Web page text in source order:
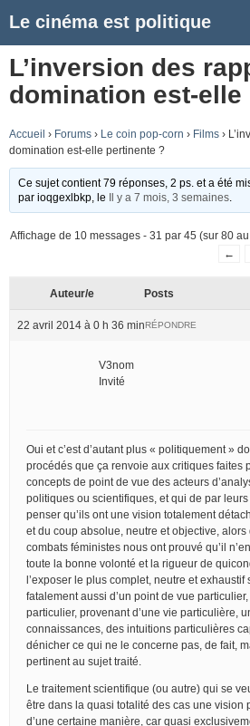
Le cinéma est politique
L’inversion des
domination est-elle
Accueil › Forums › Le coin pop-corn › Films ›
domination est-elle pertinente ?
Ce sujet contient 79 réponses, 2 ps. et a été
parioqgexlbkp , le Il y a 7 mois, 3 semaines
Affichage de 10 messages - 31 par 45 (sur 80
←
Auteur/e Posts
22 avril 2014 à 0 h 36 minRÉPONDRE
V3nom
Invité
Oui et c’est d’autant plus « politiquement »
procédés que ça renvoie aux critiques faites
concepts de point de vue des acteurs
politiques ou scientifiques, et qui de par
penser qu’ils ont une vision totalement
et du coup absolue, neutre et objective,
combats féministes nous ont prouvé qu’il
toute la bonne volonté et la rigueur de
l’exposer le plus complet, neutre et exhaustif
fatalement aussi d’un point de vue
particulier, provenant d’une vie particulière,
connaissances, des intuitions particulières
dénicher ce qui ne le concerne pas, de fait,
pertinent au sujet traité.
Le traitement scientifique (ou autre) qui se
être dans la quasi totalité des cas une vision
d’une certaine manière, car quasi